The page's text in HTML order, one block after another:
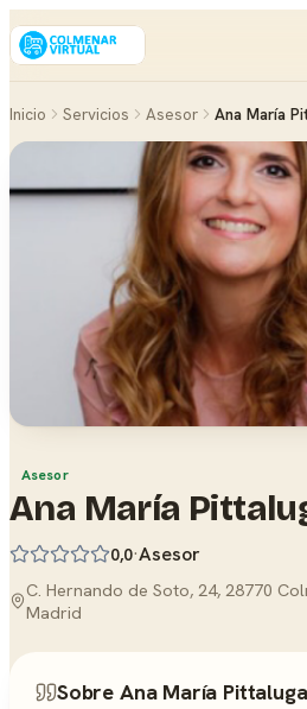
Inicio Servicios Asesor Ana María
Asesor
Ana María
0,0·Asesor
C. Hernando de Soto, 24, 28770
Madrid
Sobre Ana María Pittaluga